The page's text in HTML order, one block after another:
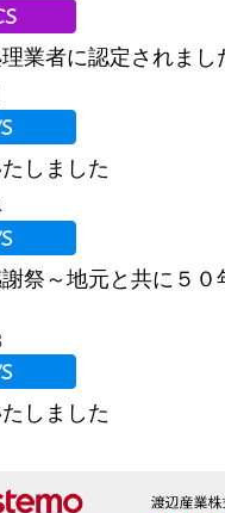
業者に認定されまし
しました
祭～地元と共に５０
しました